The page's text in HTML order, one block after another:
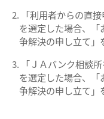
「利用者からの直
を選定した場合、
争解決の申し立て」
「ＪＡバンク相談
を選定した場合、
争解決の申し立て」